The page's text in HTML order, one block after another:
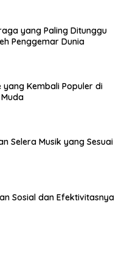
yang Paling Ditunggu
Penggemar Dunia
yang Kembali Populer di
Selera Musik yang Sesuai
Sosial dan Efektivitasnya